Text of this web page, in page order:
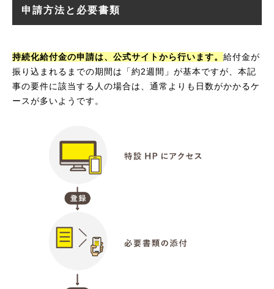
申請方法と必要書類
持続化給付金の申請は、公式サイトから行います。 給付金が
振り込まれるまでの期間は「約2週間」が基本ですが、本記
事の要件に該当する人の場合は、通常よりも日数がかかるケ
ースが多いようです。